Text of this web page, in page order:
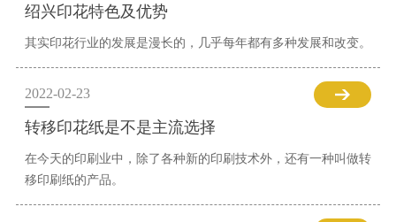
绍兴印花特色及优势
其实印花行业的发展是漫长的，几乎每年都有多种发展和改变。
2022-02-23
转移印花纸是不是主流选择
在今天的印刷业中，除了各种新的印刷技术外，还有一种叫做转
移印刷纸的产品。